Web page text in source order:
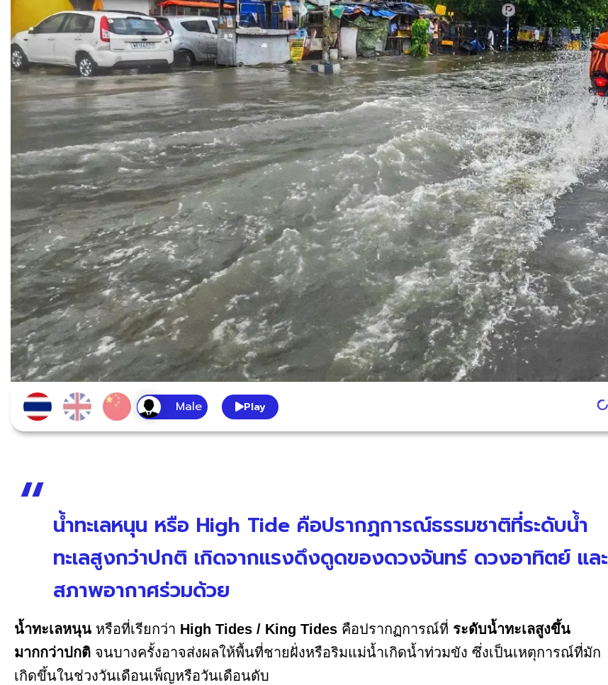
Play
น้ำทะเลหนุน หรือ High Tide คือปรากฏการณ์ธรรมชาติที่ระดับน้ำ
ทะเลสูงกว่าปกติ เกิดจากแรงดึงดูดของดวงจันทร์ ดวงอาทิตย์ และ
สภาพอากาศร่วมด้วย
น้ำทะเลหนุน หรือที่เรียกว่า High Tides / King Tides คือปรากฏการณ์ที่ ระดับน้ำทะเลสูงขึ้น
มากกว่าปกติ จนบางครั้งอาจส่งผลให้พื้นที่ชายฝั่งหรือริมแม่น้ำเกิดน้ำท่วมขัง ซึ่งเป็นเหตุการณ์ที่มัก
เกิดขึ้นในช่วงวันเดือนเพ็ญหรือวันเดือนดับ